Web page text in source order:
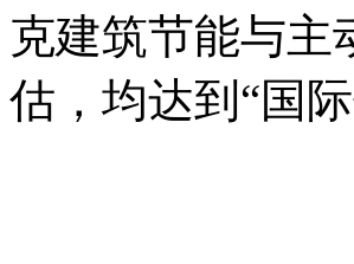
克建筑节能与主
估，均达到“国